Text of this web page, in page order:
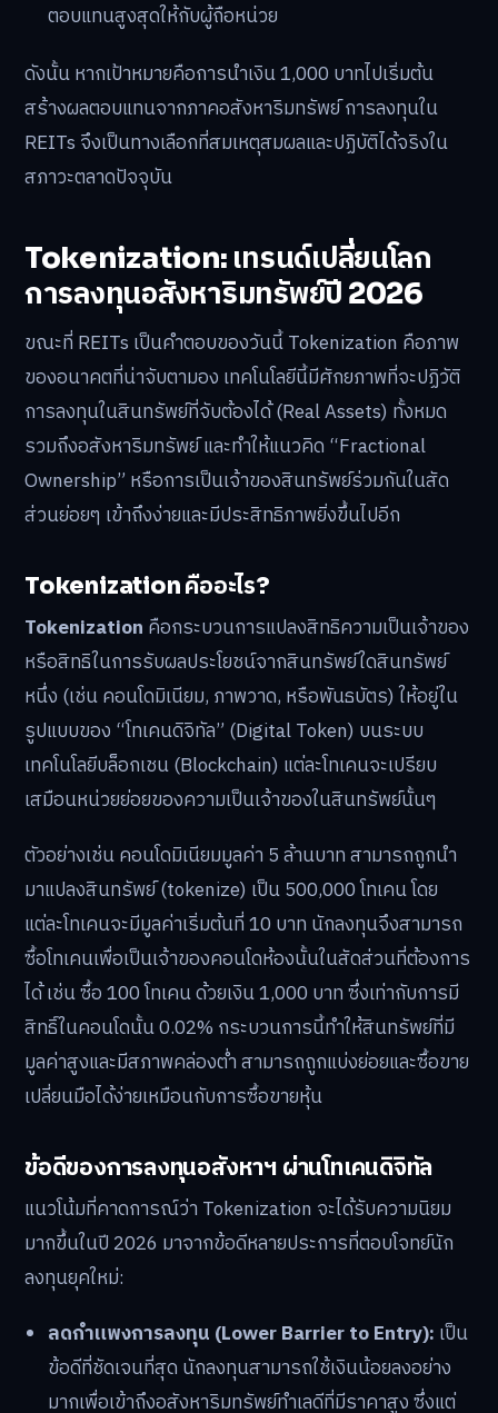
ตอบแทนสูงสุดให้กับผู้ถือหน่วย
ดังนั้น หากเป้าหมายคือการนำเงิน 1,000 บาทไปเริ่มต้น
สร้างผลตอบแทนจากภาคอสังหาริมทรัพย์ การลงทุนใน
REITs จึงเป็นทางเลือกที่สมเหตุสมผลและปฏิบัติได้จริงใน
สภาวะตลาดปัจจุบัน
Tokenization: เทรนด์เปลี่ยนโลก
การลงทุนอสังหาริมทรัพย์ปี 2026
ขณะที่ REITs เป็นคำตอบของวันนี้ Tokenization คือภาพ
ของอนาคตที่น่าจับตามอง เทคโนโลยีนี้มีศักยภาพที่จะปฏิวัติ
การลงทุนในสินทรัพย์ที่จับต้องได้ (Real Assets) ทั้งหมด
รวมถึงอสังหาริมทรัพย์ และทำให้แนวคิด “Fractional
Ownership” หรือการเป็นเจ้าของสินทรัพย์ร่วมกันในสัด
ส่วนย่อยๆ เข้าถึงง่ายและมีประสิทธิภาพยิ่งขึ้นไปอีก
Tokenization คืออะไร?
Tokenization คือกระบวนการแปลงสิทธิความเป็นเจ้าของ
หรือสิทธิในการรับผลประโยชน์จากสินทรัพย์ใดสินทรัพย์
หนึ่ง (เช่น คอนโดมิเนียม, ภาพวาด, หรือพันธบัตร) ให้อยู่ใน
รูปแบบของ “โทเคนดิจิทัล” (Digital Token) บนระบบ
เทคโนโลยีบล็อกเชน (Blockchain) แต่ละโทเคนจะเปรียบ
เสมือนหน่วยย่อยของความเป็นเจ้าของในสินทรัพย์นั้นๆ
ตัวอย่างเช่น คอนโดมิเนียมมูลค่า 5 ล้านบาท สามารถถูกนำ
มาแปลงสินทรัพย์ (tokenize) เป็น 500,000 โทเคน โดย
แต่ละโทเคนจะมีมูลค่าเริ่มต้นที่ 10 บาท นักลงทุนจึงสามารถ
ซื้อโทเคนเพื่อเป็นเจ้าของคอนโดห้องนั้นในสัดส่วนที่ต้องการ
ได้ เช่น ซื้อ 100 โทเคน ด้วยเงิน 1,000 บาท ซึ่งเท่ากับการมี
สิทธิ์ในคอนโดนั้น 0.02% กระบวนการนี้ทำให้สินทรัพย์ที่มี
มูลค่าสูงและมีสภาพคล่องต่ำ สามารถถูกแบ่งย่อยและซื้อขาย
เปลี่ยนมือได้ง่ายเหมือนกับการซื้อขายหุ้น
ข้อดีของการลงทุนอสังหาฯ ผ่านโทเคนดิจิทัล
แนวโน้มที่คาดการณ์ว่า Tokenization จะได้รับความนิยม
มากขึ้นในปี 2026 มาจากข้อดีหลายประการที่ตอบโจทย์นัก
ลงทุนยุคใหม่:
ลดกำแพงการลงทุน (Lower Barrier to Entry): เป็น
ข้อดีที่ชัดเจนที่สุด นักลงทุนสามารถใช้เงินน้อยลงอย่าง
มากเพื่อเข้าถึงอสังหาริมทรัพย์ทำเลดีที่มีราคาสูง ซึ่งแต่